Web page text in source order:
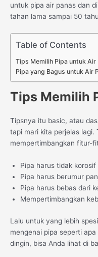
untuk pipa air panas dan
tahan lama sampai 50
Table of Contents
Tips Memilih Pipa untuk Air
Pipa yang Bagus untuk Air
Tips Memilih
Tipsnya itu basic, atau
tapi mari kita perjelas lagi.
mempertimbangkan fitur-
Pipa harus tidak
Pipa harus berumur
Pipa harus bebas dari
Mempertimbangkan
Lalu untuk yang lebih
mengenai pipa seperti
dingin, bisa Anda lihat di